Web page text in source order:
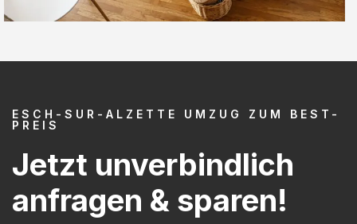
ESCH-SUR-ALZETTE UMZUG ZUM BEST-
PREIS
Jetzt unverbindlich
anfragen & sparen!